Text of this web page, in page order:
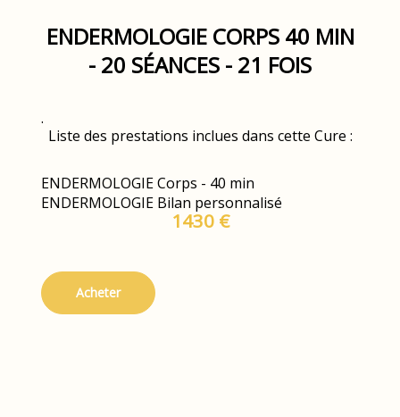
ENDERMOLOGIE CORPS 40 MIN
- 20 SÉANCES - 21 FOIS
.
Liste des prestations inclues dans cette Cure :
ENDERMOLOGIE Corps - 40 min
ENDERMOLOGIE Bilan personnalisé
1430 €
Acheter